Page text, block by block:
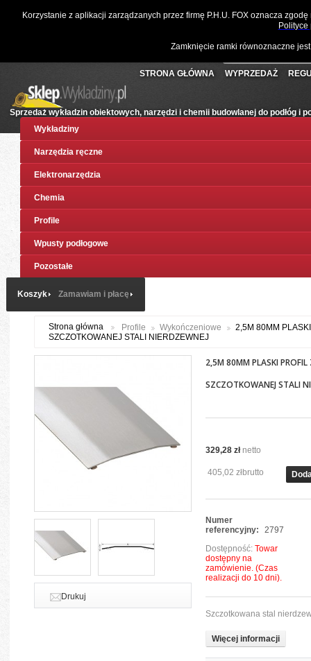
Korzystanie z aplikacji zarządzanych przez firmę P.H.U. FOX oznacza
Zamknięcie ramki równoznaczne
Sprzedaż wykładzin obiektowych, narzędzi i chemii budowlanej do podłóg i
☎061 811 10 03 📧sklep@wykladziny.pl
Twoje konto
STRONA GŁÓWNA WYPRZEDAŻ
Wykładziny
Narzędzia ręczne
Elektronarzędzia
Chemia
Profile
Wpusty podłogowe
Pozostałe
Waluta:
Polski
Strona główna Profile Wykończeniowe
2,5M 80MM
SZCZOTKOWANEJ STALI NIERDZEWNEJ
Drukuj
2,5M 80MM PLASKI PROFIL
SZCZOTKOWANEJ STALI
329,28 złnetto
405,02 złbrutto
Numer
referencyjny:
2797
Dostępność: Towar
dostępny na
zamówienie. (Czas
realizacji do 10 dni).
Szczotkowana stal
Więcej informacji
Koszyk Zamawiam i płacę